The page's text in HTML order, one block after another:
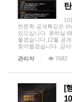
10
천문학 공개특강은
있으십니다. 원하실
좋겠습니다.12월 공
찾아뵙겠습니다. 감사
관리자
7682
[